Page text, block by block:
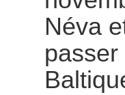
Néva